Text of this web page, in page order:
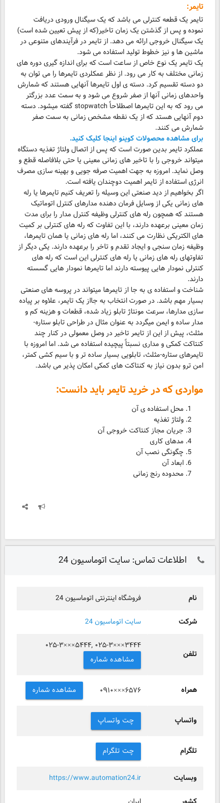
تایمر:
تایمر یک قطعه کنترلی می باشد که یک سیگنال ورودی دریافت
نموده و پس از گذشتن یک زمان تاخیر(که از پیش تعیین شده است)
یک سیگنال خروجی ارائه می دهد. از تایمر در فرآیندهای متنوعی در
ماشین ها و نیز خطوط تولید استفاده می شود.
یک تایمر یک نوع خاص از ساعت است که برای اندازه گیری دوره های
زمانی مختلف به کار می رود. از نظر عمکلردی تایمرها را می توان به
دو دسته تقسیم کرد. دسته ی اول تایمرها آنهایی هستند که شمارش
واحدهای زمانی آنها از صفر شروع می شود و به سمت عدد بزرگتر
می رود که به این تایمرها اصطلاحاً stopwatch گفته می­شود. دسته
دوم آنهایی هستد که از یک نقطه مشخص زمانی به سمت صفر
شمارش می کنند.
برای مشاهده محصولات کوینو اینجا کلیک کنید.
عملکرد تایمر بدین صورت است که پس از اتصال ولتاژ تغذیه دستگاه
می­تواند خروجی را با تاخیر های زمانی معینی یا حتی بلافاصله قطع و
وصل نماید. امروزه به جهت اهمیت صرفه جویی و بهینه سازی مصرف
انرژی استفاده از تایمر اهمیت دوچندان یافته است.
اگر بخواهیم از دید صنعتی این وسیله را تعریف کنیم تایمرها یا رله
های زمانی یکی از وسایل فرمان دهنده مدارهای کنترل اتوماتیک
هستند که همچون رله های کنترلی وظیفه کنترل مدار را برای مدت
زمان معینی برعهده دارند، با این تفاوت که رله های کنترلی بر کمیت
های الکتریکی نظارت می کنند، اما رله های زمانی یا همان تایمرها،
وظیفه زمان سنجی و ایجاد تقدم و تاخر را برعهده دارند. یکی دیگر از
تفاوت­های رله های زمانی یا رله­ های کنترلی این است که رله های
کنترلی نمودار هایی پیوسته دارند اما تایمرها نمودار هایی گسسته
دارند.
شناخت و استفاده­ ی به جا از تایمرها می­تواند در پروسه های صنعتی
بسیار مهم باشد. در صورت انتخاب به جااز یک تایمر، علاوه بر پیاده
سازی مدارها، سرعت مونتاژ تابلو زیاد شده، قطعات و هزینه کم و
مدار ساده و ایمن می­گردد به عنوان مثال در طراحی تابلو ستاره-
مثلث، پیش از این از تایمر تاخیر در وصل معمولی در کنار چند
کنتاکت کمکی و مداری نسبتاً پیچیده استفاده می ­شد. اما امروزه با
تایمرهای ستاره-مثلث، تابلویی بسیار ساده تر و با سیم کشی کمتر،
امن ترو بدون نیاز به کنتاکت های کمکی امکان پذیر می باشد.
مواردی که در خرید تایمر باید دانست:
محل استفاده­ ی آن
ولتاژ تغذیه
جریان مجاز کنتاکت خروجی آن
مدهای کاری
چگونگی نصب آن
ابعاد آن
محدوده رنج زمانی
اطلاعات تماس: سایت اتوماسیون 24
نام فروشگاه اینترنتی اتوماسیون 24
شرکت سایت اتوماسیون 24
تلفن
۰۲۵-۳×××۵۴۴۴, ۰۲۵-۳×××۳۴۴۴
مشاهده شماره
همراه ۰۹۱۰×××۶۵۷۶ مشاهده شماره
واتساپ چت واتساپ
تلگرام چت تلگرام
وبسایت https://www.automation24.ir